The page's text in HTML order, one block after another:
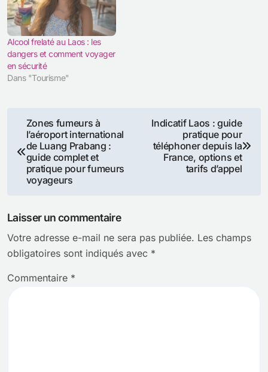
Alcool frelaté au Laos : les
dangers et comment voyager
en sécurité
Dans "Tourisme"
Navigation
de
l’article
Zones fumeurs à
l’aéroport international
de Luang Prabang :
guide complet et
pratique pour fumeurs
voyageurs
Indicatif Laos : guide
pratique pour
téléphoner depuis la
France, options et
tarifs d’appel
Laisser un commentaire
Votre adresse e-mail ne sera pas publiée. Les champs
obligatoires sont indiqués avec *
Commentaire *